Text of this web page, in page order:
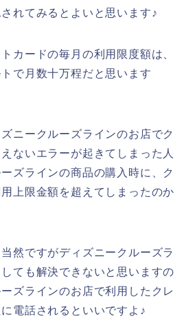
れてみるとよいと思います♪
カードの毎月の利用限度額は、
で月数十万程だと思います
ニークルーズラインのお店でク
ないエラーが起きてしまった人
ズラインの商品の購入時に、ク
上限金額を超えてしまったのか
然ですがディズニークルーズラ
ても解決できないと思いますの
ズラインのお店で利用したクレ
電話されるといいですよ♪